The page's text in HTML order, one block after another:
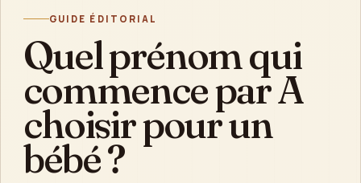
GUIDE ÉDITORIAL
Quel prénom qui
commence par A
choisir pour un
bébé ?